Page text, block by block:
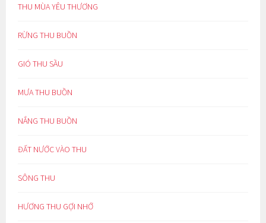
THU MÙA YÊU THƯƠNG
RỪNG THU BUỒN
GIÓ THU SẦU
MƯA THU BUỒN
NẮNG THU BUỒN
ĐẤT NƯỚC VÀO THU
SÔNG THU
HƯƠNG THU GỢI NHỚ